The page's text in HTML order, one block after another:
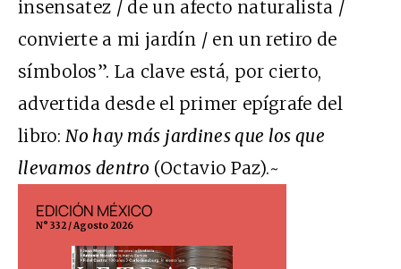
insensatez / de un afecto naturalista /
convierte a mi jardín / en un retiro de
símbolos”. La clave está, por cierto,
advertida desde el primer epígrafe del
libro: No hay más jardines que los que
llevamos dentro (Octavio Paz).~
EDICIÓN MÉXICO
N° 332 / Agosto 2026